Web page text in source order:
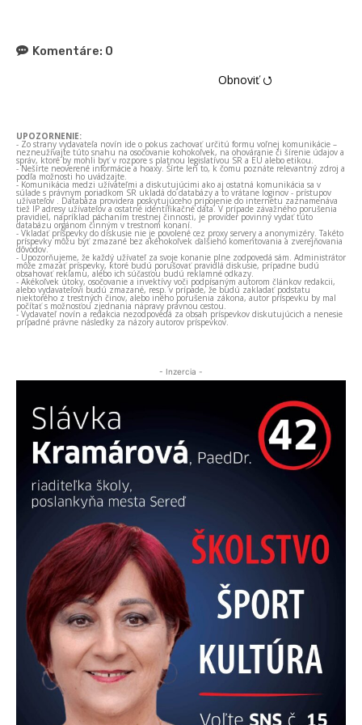
Komentáre: 0
Obnoviť ⭯
UPOZORNENIE:
- Zo strany vydavateľa novín ide o pokus zachovať určitú formu voľnej komunikácie –
nezneužívajte túto snahu na osočovanie kohokoľvek, na ohováranie či šírenie údajov a
správ, ktoré by mohli byť v rozpore s platnou legislatívou SR a EÚ alebo etikou.
- Nešírte neoverené informácie a hoaxy. Šírte len to, k čomu poznáte relevantný zdroj a
podľa možnosti ho uvádzajte.
- Komunikácia medzi užívateľmi a diskutujúcimi ako aj ostatná komunikácia sa v
súlade s právnym poriadkom SR ukladá do databázy a to vrátane loginov - prístupov
užívateľov . Databáza providera poskytujúceho pripojenie do internetu zaznamenáva
tiež IP adresy užívateľov a ostatné identifikačné dáta. V prípade závažného porušenia
pravidiel, napríklad páchaním trestnej činnosti, je provider povinný vydať túto
databázu orgánom činným v trestnom konaní.
- Vkladať príspevky do diskusie nie je povolené cez proxy servery a anonymizéry. Takéto
príspevky môžu byť zmazané bez akéhokoľvek ďalšieho komentovania a zverejňovania
dôvodov.
- Upozorňujeme, že každý užívateľ za svoje konanie plne zodpovedá sám. Administrátor
môže zmazať príspevky, ktoré budú porušovať pravidlá diskusie, prípadne budú
obsahovať reklamu, alebo ich súčasťou budú reklamné odkazy.
- Akékoľvek útoky, osočovanie a invektívy voči podpísaným autorom článkov redakcii,
alebo vydavateľovi budú zmazané, resp. v prípade, že budú zakladať podstatu
niektorého z trestných činov, alebo iného porušenia zákona, autor príspevku by mal
počítať s možnosťou zjednania nápravy právnou cestou.
- Vydavateľ novín a redakcia nezodpovedá za obsah príspevkov diskutujúcich a nenesie
prípadné právne následky za názory autorov príspevkov.
- Inzercia -